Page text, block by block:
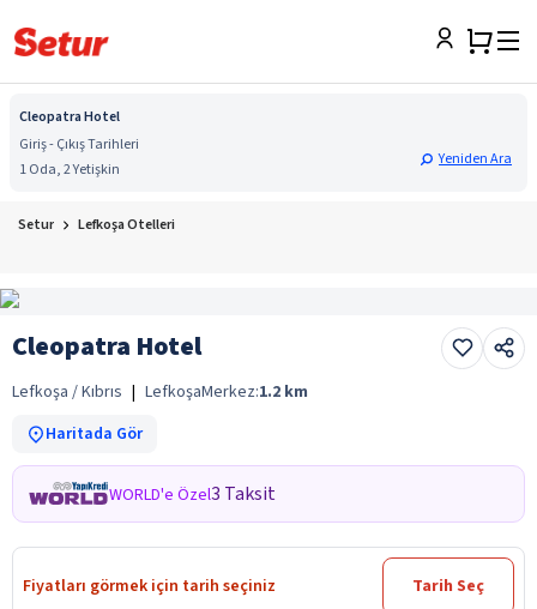
Cleopatra Hotel
Giriş - Çıkış Tarihleri
1 Oda, 2 Yetişkin
Yeniden Ara
Setur Lefkoşa Otelleri
Cleopatra Hotel
Lefkoşa / Kıbrıs | LefkoşaMerkez:1.2 km
Haritada Gör
WORLD'e Özel3 Taksit
Fiyatları görmek için tarih seçiniz Tarih Seç